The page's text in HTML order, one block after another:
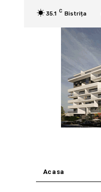
35.1 C Bistrița
Acasa